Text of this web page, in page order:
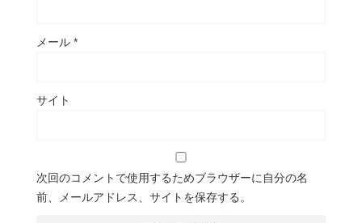
メール *
サイト
次回のコメントで使用するためブラウザーに自分の名
前、メールアドレス、サイトを保存する。